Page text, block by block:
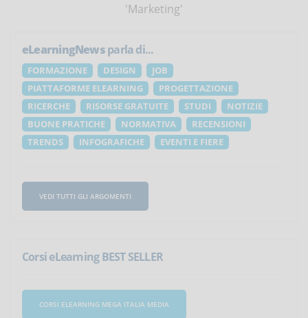
'Marketing'
eLearningNewsparla di...
FORMAZIONE DESIGN
JOB
PIATTAFORME ELEARNING
PROGETTAZIONE
RICERCHE
RISORSE GRATUITE STUDI
NOTIZIE
BUONE PRATICHE
NORMATIVA
RECENSIONI
TRENDS
INFOGRAFICHE EVENTI E FIERE
VEDI TUTTI GLI ARGOMENTI
Corsi eLearning BEST SELLER
CORSI ELEARNING MEGA ITALIA MEDIA